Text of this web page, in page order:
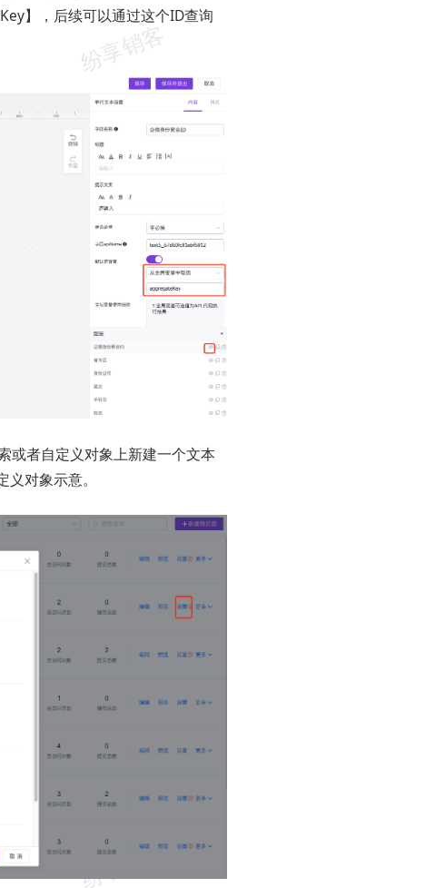
】，后续可以通过这个ID查询
或者自定义对象上新建一个文本
对象示意。